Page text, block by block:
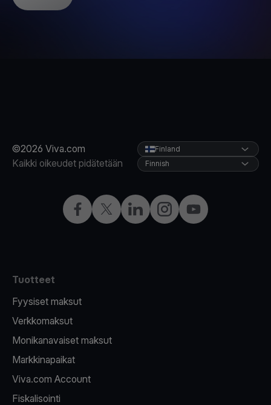
©2026 Viva.com
Kaikki oikeudet pidätetään
Facebook
X LinkedInInstagramYouTube
Finland
Finnish
Tuotteet
Fyysiset maksut
Verkkomaksut
Monikanavaiset maksut
Markkinapaikat
Viva.com Account
Fiskalisointi